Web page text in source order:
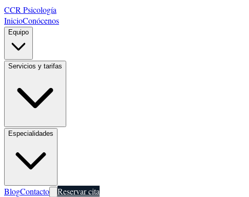
CCR Psicología
InicioConócenos
Equipo
Servicios y tarifas
Especialidades
BlogContacto Reservar cita